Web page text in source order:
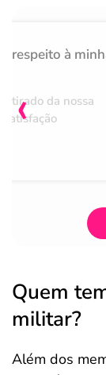
respeito à
da nossa
‹
Quem
militar?
Além dos